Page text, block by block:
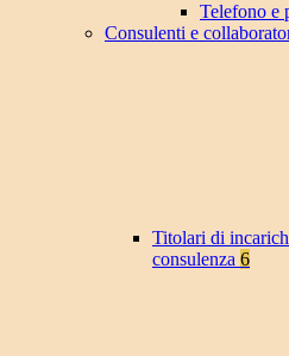
Telefono e
Consulenti e
Titolari di
consulenza 6